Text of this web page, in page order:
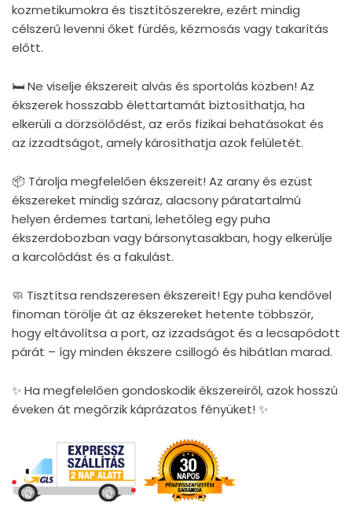
kozmetikumokra és tisztítószerekre, ezért mindig
célszerű levenni őket fürdés, kézmosás vagy takarítás
előtt.
🛏 Ne viselje ékszereit alvás és sportolás közben! Az
ékszerek hosszabb élettartamát biztosíthatja, ha
elkerüli a dörzsölődést, az erős fizikai behatásokat és
az izzadtságot, amely károsíthatja azok felületét.
📦 Tárolja megfelelően ékszereit! Az arany és ezüst
ékszereket mindig száraz, alacsony páratartalmú
helyen érdemes tartani, lehetőleg egy puha
ékszerdobozban vagy bársonytasakban, hogy elkerülje
a karcolódást és a fakulást.
🧼 Tisztítsa rendszeresen ékszereit! Egy puha kendővel
finoman törölje át az ékszereket hetente többször,
hogy eltávolítsa a port, az izzadságot és a lecsapódott
párát – így minden ékszere csillogó és hibátlan marad.
✨ Ha megfelelően gondoskodik ékszereiről, azok hosszú
éveken át megőrzik káprázatos fényüket! ✨